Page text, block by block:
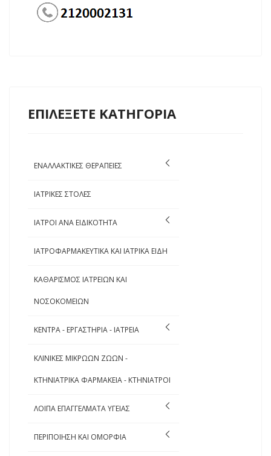
ΕΠΙΛΕΞΕΤΕ ΚΑΤΗΓΟΡΙΑ
ΕΝΑΛΛΑΚΤΙΚΕΣ ΘΕΡΑΠΕΙΕΣ
ΙΑΤΡΙΚΕΣ ΣΤΟΛΕΣ
ΙΑΤΡΟΙ ΑΝΑ ΕΙΔΙΚΟΤΗΤΑ
ΙΑΤΡΟΦΑΡΜΑΚΕΥΤΙΚΑ ΚΑΙ ΙΑΤΡΙΚΑ ΕΙΔΗ
ΚΑΘΑΡΙΣΜΟΣ ΙΑΤΡΕΙΩΝ ΚΑΙ
ΝΟΣΟΚΟΜΕΙΩΝ
ΚΕΝΤΡΑ - ΕΡΓΑΣΤΗΡΙΑ - ΙΑΤΡΕΙΑ
ΚΛΙΝΙΚΕΣ ΜΙΚΡΩΩΝ ΖΩΩΝ -
ΚΤΗΝΙΑΤΡΙΚΑ ΦΑΡΜΑΚΕΙΑ - ΚΤΗΝΙΑΤΡΟΙ
ΛΟΙΠΑ ΕΠΑΓΓΕΛΜΑΤΑ ΥΓΕΙΑΣ
ΠΕΡΙΠΟΙΗΣΗ ΚΑΙ ΟΜΟΡΦΙΑ